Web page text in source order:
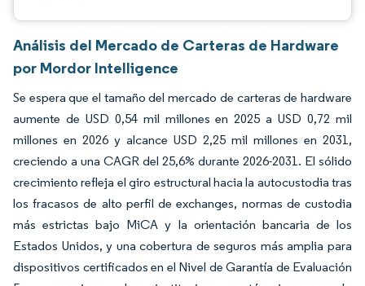
Análisis del Mercado de Carteras de Hardware
por Mordor Intelligence
Se espera que el tamaño del mercado de carteras de hardware
aumente de USD 0,54 mil millones en 2025 a USD 0,72 mil
millones en 2026 y alcance USD 2,25 mil millones en 2031,
creciendo a una CAGR del 25,6% durante 2026-2031. El sólido
crecimiento refleja el giro estructural hacia la autocustodia tras
los fracasos de alto perfil de exchanges, normas de custodia
más estrictas bajo MiCA y la orientación bancaria de los
Estados Unidos, y una cobertura de seguros más amplia para
dispositivos certificados en el Nivel de Garantía de Evaluación